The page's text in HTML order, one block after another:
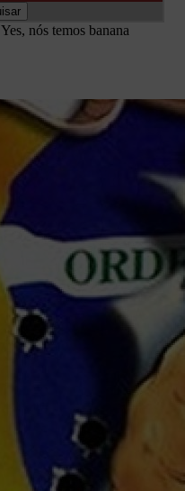
Yes, nós temos banana